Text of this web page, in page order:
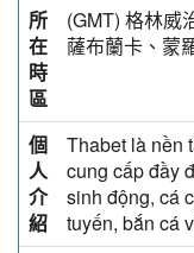
所
在
時
區
(GMT) 格林威
薩布蘭卡、蒙
個
人
介
紹
Thabet là nền
cung cấp đầy
sinh động, cá
tuyến, bắn cá